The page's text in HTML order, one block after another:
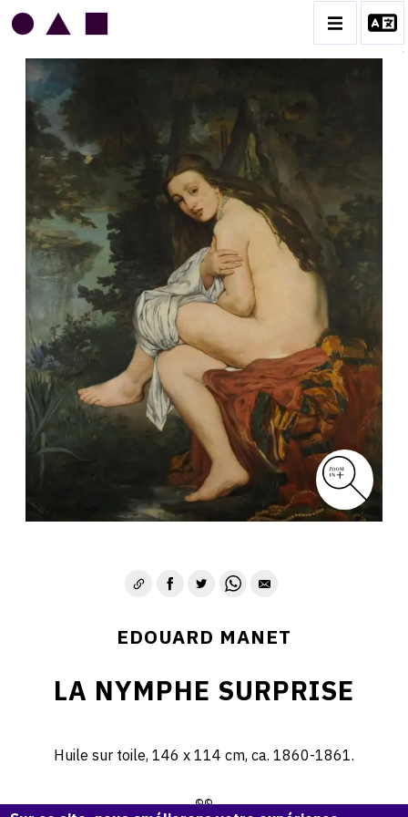
EDOUARD MANET
BIOGRAPHIE
CATALOGUE DES OEUVRES
CONTACT
EDOUARD MANET
LA NYMPHE SURPRISE
Huile sur toile, 146 x 114 cm, ca. 1860-1861.
©©